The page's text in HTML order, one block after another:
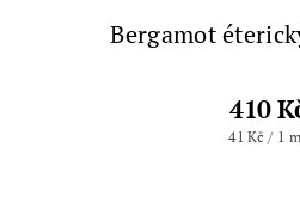
Bergamot
410
41 Kč / 1